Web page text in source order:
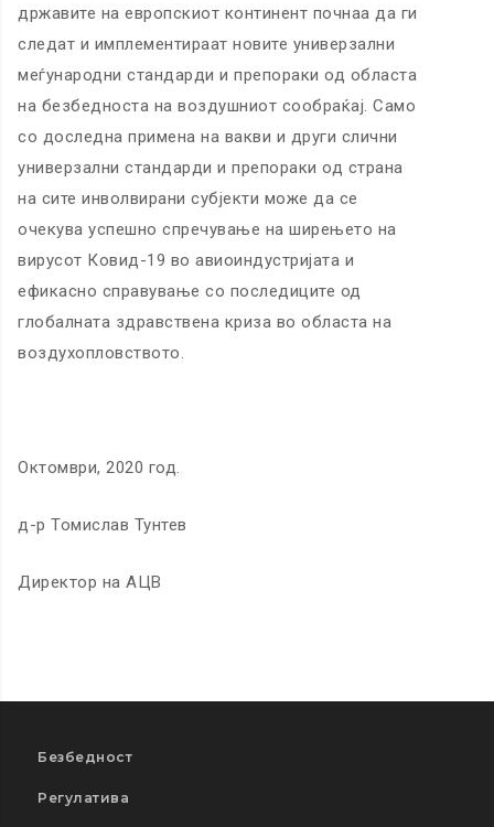
државите на европскиот континент почнаа да ги
следат и имплементираат новите универзални
меѓународни стандарди и препораки од областа
на безбедноста на воздушниот сообраќај. Само
со доследна примена на вакви и други слични
универзални стандарди и препораки од страна
на сите инволвирани субјекти може да се
очекува успешно спречување на ширењето на
вирусот Ковид-19 во авиоиндустријата и
ефикасно справување со последиците од
глобалната здравствена криза во областа на
воздухопловството.
Октомври, 2020 год.
д-р Томислав Тунтев
Директор на АЦВ
Безбедност
Регулатива